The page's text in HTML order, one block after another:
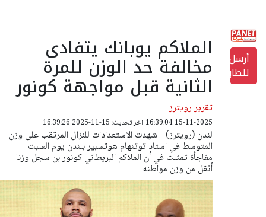
أرسل
للطابعة
الملاكم يوبانك يتفادى
مخالفة حد الوزن للمرة
الثانية قبل مواجهة كونور
تقرير رويترز
15-11-2025 16:39:04 اخر تحديث: 15-11-2025 16:39:26
لندن (رويترز) - شهدت الاستعدادات للنزال المرتقب على وزن
المتوسط في استاد توتنهام هوتسبير بلندن يوم السبت
مفاجأة تمثلت في أن الملاكم البريطاني كونور بن سجل وزنا
أثقل من وزن مواطنه